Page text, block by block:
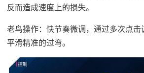
反而造成速度上的损失。
老鸟操作：快节奏微调，通过多次点
平滑精准的过弯。